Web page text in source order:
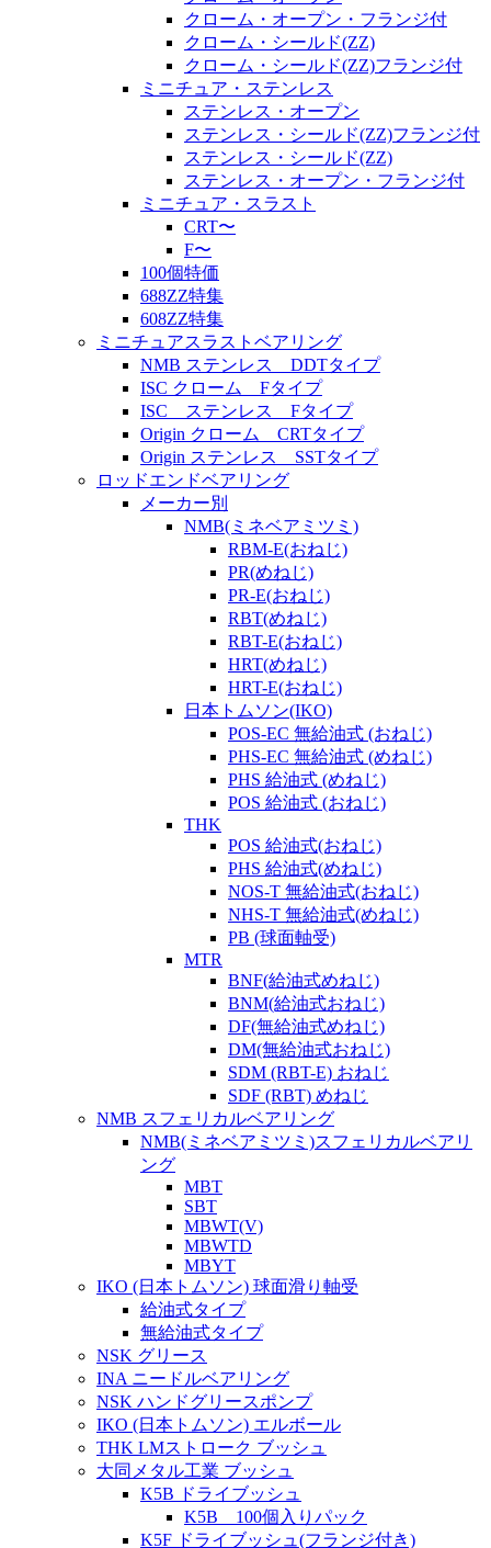
クローム・オープン・フランジ付
クローム・シールド(ZZ)
クローム・シールド(ZZ)フランジ付
ミニチュア・ステンレス
ステンレス・オープン
ステンレス・シールド(ZZ)フランジ付
ステンレス・シールド(ZZ)
ステンレス・オープン・フランジ付
ミニチュア・スラスト
CRT〜
F〜
100個特価
688ZZ特集
608ZZ特集
ミニチュアスラストベアリング
NMB ステンレス DDTタイプ
ISC クローム Fタイプ
ISC ステンレス Fタイプ
Origin クローム CRTタイプ
Origin ステンレス SSTタイプ
ロッドエンドベアリング
メーカー別
NMB(ミネベアミツミ)
RBM-E(おねじ)
PR(めねじ)
PR-E(おねじ)
RBT(めねじ)
RBT-E(おねじ)
HRT(めねじ)
HRT-E(おねじ)
日本トムソン(IKO)
POS-EC 無給油式 (おねじ)
PHS-EC 無給油式 (めねじ)
PHS 給油式 (めねじ)
POS 給油式 (おねじ)
THK
POS 給油式(おねじ)
PHS 給油式(めねじ)
NOS-T 無給油式(おねじ)
NHS-T 無給油式(めねじ)
PB (球面軸受)
MTR
BNF(給油式めねじ)
BNM(給油式おねじ)
DF(無給油式めねじ)
DM(無給油式おねじ)
SDM (RBT-E) おねじ
SDF (RBT) めねじ
NMB スフェリカルベアリング
NMB(ミネベアミツミ)スフェリカルベアリ
ング
MBT
SBT
MBWT(V)
MBWTD
MBYT
IKO (日本トムソン) 球面滑り軸受
給油式タイプ
無給油式タイプ
NSK グリース
INA ニードルベアリング
NSK ハンドグリースポンプ
IKO (日本トムソン) エルボール
THK LMストローク ブッシュ
大同メタル工業 ブッシュ
K5B ドライブッシュ
K5B 100個入りパック
K5F ドライブッシュ(フランジ付き)